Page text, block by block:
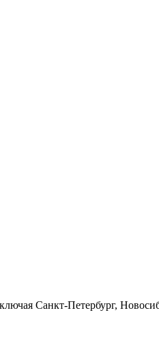
Санкт-Петербург,